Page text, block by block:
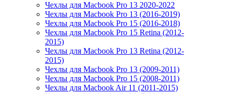
Чехлы для Macbook Pro 13 2020-2022
Чехлы для Macbook Pro 13 (2016-2019)
Чехлы для Macbook Pro 15 (2016-2018)
Чехлы для Macbook Pro 15 Retina (2012-
2015)
Чехлы для Macbook Pro 13 Retina (2012-
2015)
Чехлы для Macbook Pro 13 (2009-2011)
Чехлы для Macbook Pro 15 (2008-2011)
Чехлы для Macbook Air 11 (2011-2015)